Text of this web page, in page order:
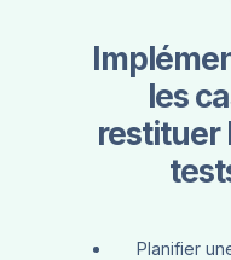
les
restituer
Planifier